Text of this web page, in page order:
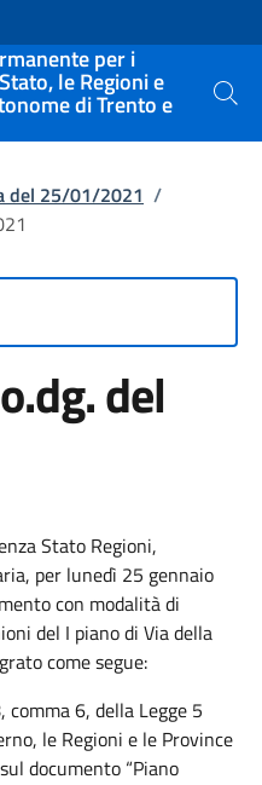
per i
le Regioni e
di Trento e Cerca
del 25/01/2021 /
del
Stato Regioni,
per lunedì 25 gennaio
con modalità di
del I piano di Via della
come segue:
comma 6, della Legge 5
le Regioni e le Province
documento “Piano